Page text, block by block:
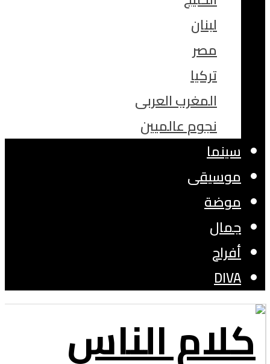
لبنان
مصر
تركيا
المغرب العربى
نجوم عالميين
سينما
موسيقى
موضة
جمال
أفراح
DIVA